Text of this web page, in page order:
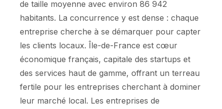
de taille moyenne avec environ 86 942
habitants. La concurrence y est dense : chaque
entreprise cherche à se démarquer pour capter
les clients locaux. Île-de-France est cœur
économique français, capitale des startups et
des services haut de gamme, offrant un terreau
fertile pour les entreprises cherchant à dominer
leur marché local. Les entreprises de